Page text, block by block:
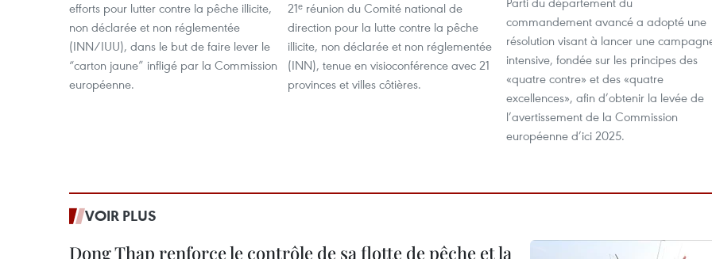
efforts pour lutter contre la pêche illicite,
non déclarée et non réglementée
(INN/IUU), dans le but de faire lever le
“carton jaune” infligé par la Commission
européenne.
21ᵉ réunion du Comité national de
direction pour la lutte contre la pêche
illicite, non déclarée et non réglementée
(INN), tenue en visioconférence avec 21
provinces et villes côtières.
commandement avancé a adopté une
résolution visant à lancer une
intensive, fondée sur les principes des
«quatre contre» et des «quatre
excellences», afin d’obtenir la levée de
l’avertissement de la Commission
européenne d’ici 2025.
VOIR PLUS
Dong Thap renforce le contrôle de sa flotte de pêche et la